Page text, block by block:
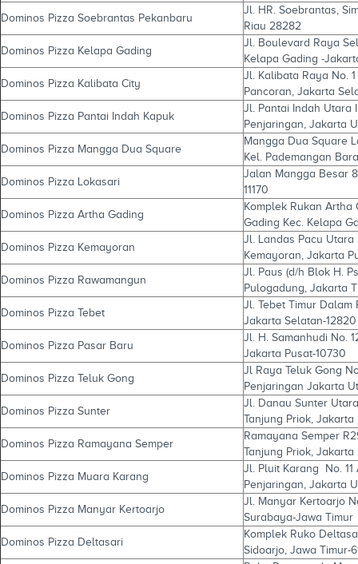
Dominos Pizza Soebrantas Pekanbaru
Jl. HR. Soebrantas,
Riau 28282
Dominos Pizza Kelapa Gading
Jl. Boulevard Raya
Kelapa Gading -
Dominos Pizza Kalibata City
Jl. Kalibata Raya No.
Pancoran, Jakarta
Dominos Pizza Pantai Indah Kapuk
Jl. Pantai Indah Utara
Penjaringan, Jakarta
Dominos Pizza Mangga Dua Square
Mangga Dua Square
Kel. Pademangan
Dominos Pizza Lokasari
Jalan Mangga Besar
11170
Dominos Pizza Artha Gading
Komplek Rukan Artha
Gading Kec. Kelapa
Dominos Pizza Kemayoran
Jl. Landas Pacu Utara
Kemayoran, Jakarta
Dominos Pizza Rawamangun
Jl. Paus (d/h Blok H.
Pulogadung, Jakarta
Dominos Pizza Tebet
Jl. Tebet Timur Dalam
Jakarta Selatan-12820
Dominos Pizza Pasar Baru
Jl. H. Samanhudi No.
Jakarta Pusat-10730
Dominos Pizza Teluk Gong
Jl Raya Teluk Gong
Penjaringan Jakarta
Dominos Pizza Sunter
Jl. Danau Sunter
Tanjung Priok, Jakarta
Dominos Pizza Ramayana Semper
Ramayana Semper
Tanjung Priok, Jakarta
Dominos Pizza Muara Karang
Jl. Pluit Karang No. 11
Penjaringan, Jakarta
Dominos Pizza Manyar Kertoarjo
Jl. Manyar Kertoarjo
Surabaya-Jawa Timur
Dominos Pizza Deltasari
Komplek Ruko
Sidoarjo, Jawa Timur-